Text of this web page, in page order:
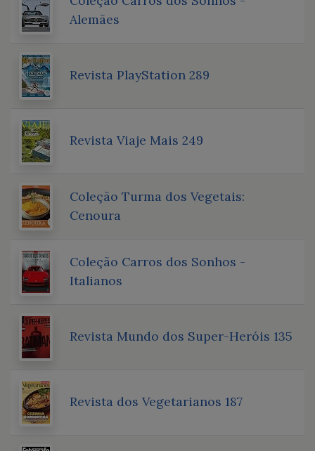
Alemães
Revista PlayStation 289
Revista Viaje Mais 249
Coleção Turma dos Vegetais:
Cenoura
Coleção Carros dos Sonhos -
Italianos
Revista Mundo dos Super-Heróis 135
Revista dos Vegetarianos 187